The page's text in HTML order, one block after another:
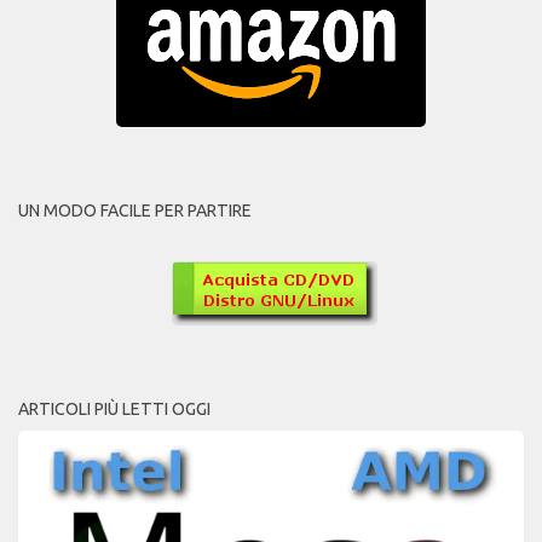
UN MODO FACILE PER PARTIRE
ARTICOLI PIÙ LETTI OGGI